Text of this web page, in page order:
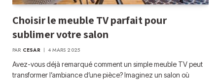
Choisir le meuble TV parfait pour
sublimer votre salon
PAR CESAR 4 MARS 2025
Avez-vous déjà remarqué comment un simple meuble TV peut
transformer l’ambiance d’une pièce? Imaginez un salon où